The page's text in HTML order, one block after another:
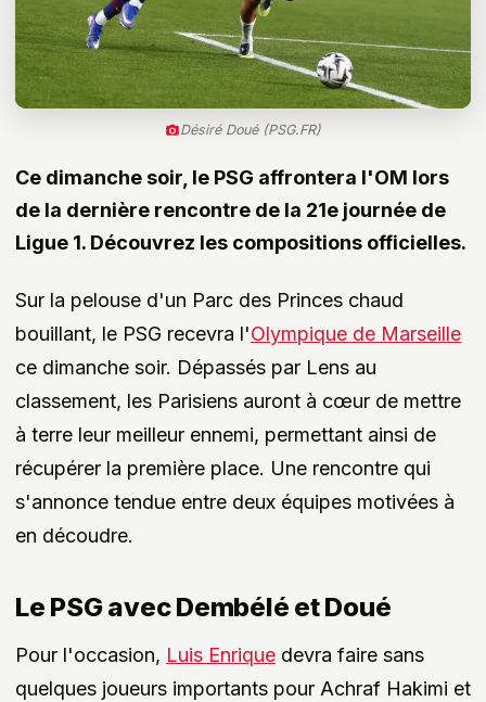
Désiré Doué (PSG.FR)
Ce dimanche soir, le PSG affrontera l'OM lors
de la dernière rencontre de la 21e journée de
Ligue 1. Découvrez les compositions officielles.
Sur la pelouse d'un Parc des Princes chaud
bouillant, le PSG recevra l'Olympique de Marseille
ce dimanche soir. Dépassés par Lens au
classement, les Parisiens auront à cœur de mettre
à terre leur meilleur ennemi, permettant ainsi de
récupérer la première place. Une rencontre qui
s'annonce tendue entre deux équipes motivées à
en découdre.
Le PSG avec Dembélé et Doué
Pour l'occasion, Luis Enrique devra faire sans
quelques joueurs importants pour Achraf Hakimi et